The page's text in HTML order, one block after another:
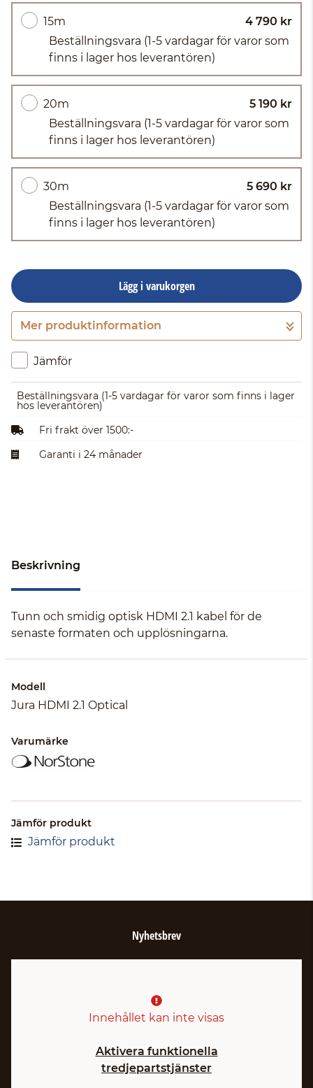
15m
4 790 kr
Beställningsvara (1-5 vardagar för varor som
finns i lager hos leverantören)
20m
5 190 kr
Beställningsvara (1-5 vardagar för varor som
finns i lager hos leverantören)
30m
5 690 kr
Beställningsvara (1-5 vardagar för varor som
finns i lager hos leverantören)
Lägg i varukorgen
Gå till kassan
Mer produktinformation
Jämför
Beställningsvara (1-5 vardagar för varor som finns i lager
hos leverantören)
Fri frakt över 1500:-
Garanti i 24 månader
Beskrivning
Tunn och smidig optisk HDMI 2.1 kabel för de
senaste formaten och upplösningarna.
Modell
Jura HDMI 2.1 Optical
Varumärke
Jämför produkt
Jämför produkt
Nyhetsbrev
Innehållet kan inte visas
Aktivera funktionella
tredjepartstjänster